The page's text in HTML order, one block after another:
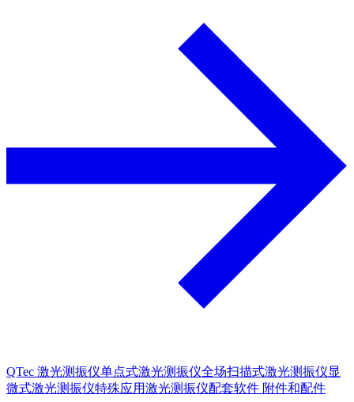
QTec 激光测振仪单点式激光测振仪全场扫描式激光测振仪显
微式激光测振仪特殊应用激光测振仪配套软件 附件和配件